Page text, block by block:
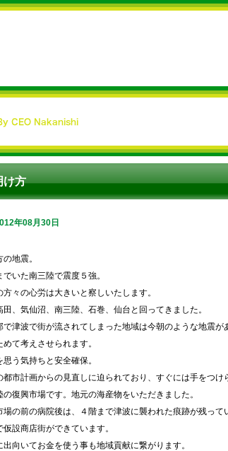
け方
年08月30日
地震。
でいた南三陸で震度５強。
方々の心労は大きいと察しいたします。
田、気仙沼、南三陸、石巻、仙台と回ってきました。
で津波で街が流されてしまった地域は今朝のような地震
めて考えさせられます。
思う気持ちと安全確保。
都市計画からの見直しに迫られており、すぐには手をつけ
の復興市場です。地元の海産物をいただきました。
場の前の病院後は、４階まで津波に襲われた痕跡が残って
仮設商店街ができています。
出向いてお金を使う事も地域貢献に繋がります。